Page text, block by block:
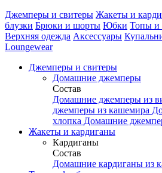
Джемперы и свитеры Жакеты и
блузки Брюки и шорты Юбки Топы и
Верхняя одежда Аксесcуары
Loungewear
Джемперы и свитеры
Домашние джемперы
Состав
Домашние джемперы из
джемперы из кашемира
хлопка Домашние
Жакеты и кардиганы
Кардиганы
Состав
Домашние кардиганы из